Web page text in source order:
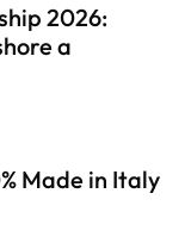
2026:
a
Made in Italy